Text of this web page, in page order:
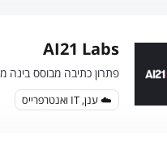
AI21 Labs
פתרון כתיבה מבוסס בינה
☁️ ענן, IT ואנטרפרייס